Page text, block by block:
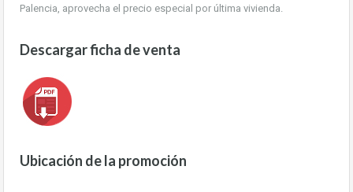
Palencia, aprovecha el precio especial por última vivienda.
Descargar ficha de venta
Ubicación de la promoción